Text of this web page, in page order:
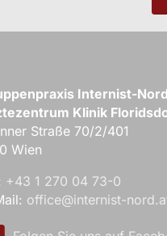
Internist-
Klinik
Straße 70/2/401
Wien
+43 1 270 04 73-0
office@internist-